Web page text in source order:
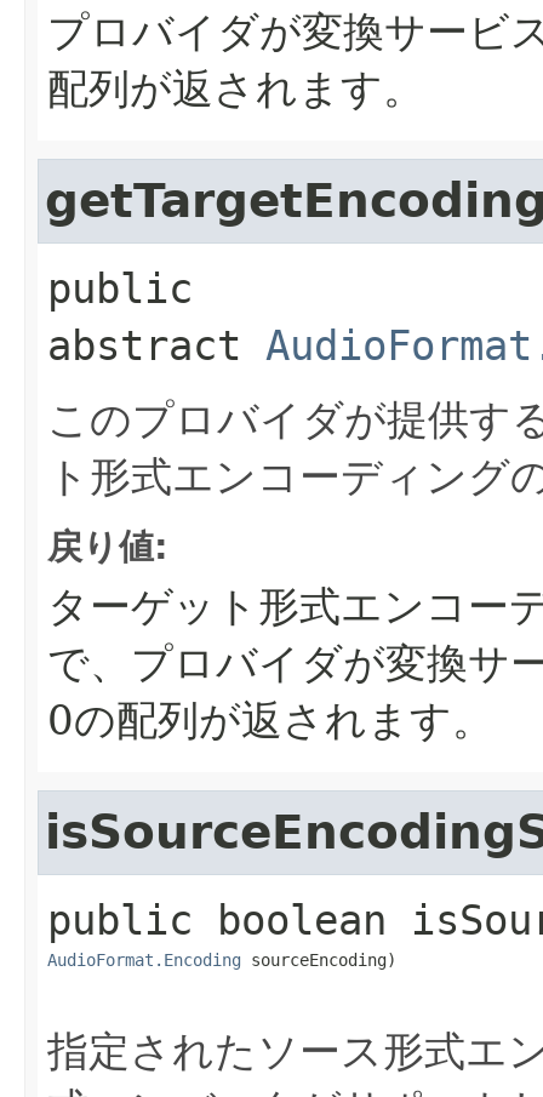
プロバイダが変換サービ
配列が返されます。
public
abstract
このプロバイダが提供す
ト形式エンコーディング
戻り値:
ターゲット形式エンコー
で、プロバイダが変換サ
0の配列が返されます。
public boolean
AudioFormat.Encoding sourceEncoding)
指定されたソース形式エ